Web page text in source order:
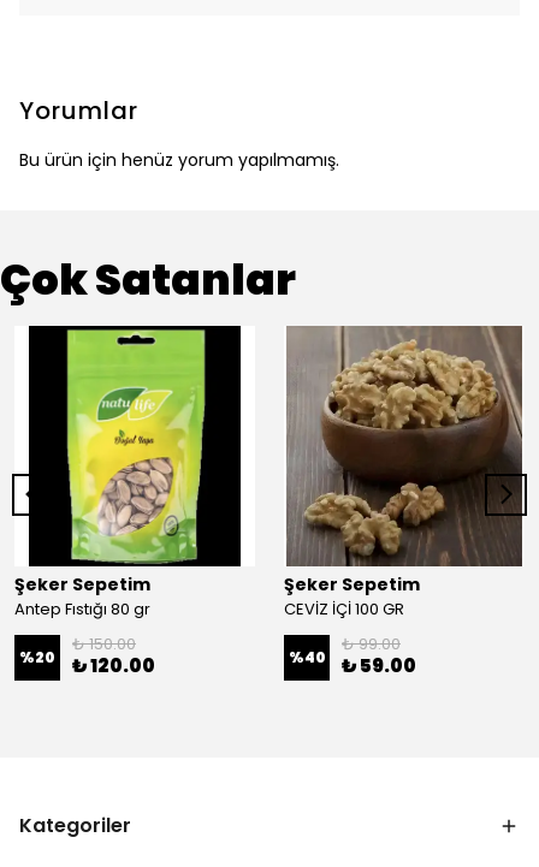
Yorumlar
Bu ürün için henüz yorum yapılmamış.
Çok Satanlar
Şeker Sepetim
Antep Fıstığı 80 gr
%20
₺ 150.00
₺ 120.00
Şeker Sepetim
CEVİZ İÇİ 100 GR
%40
₺ 99.00
₺ 59.00
Kategoriler